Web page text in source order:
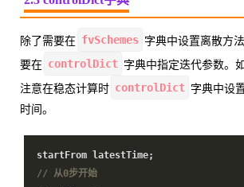
除了需要在 fvSchemes 字典中设置离散方
要在 controlDict 字典中指定迭代参数。
注意在稳态计算时 controlDict 字典中设
时间。
startFrom latestTime;
// 从0步开始